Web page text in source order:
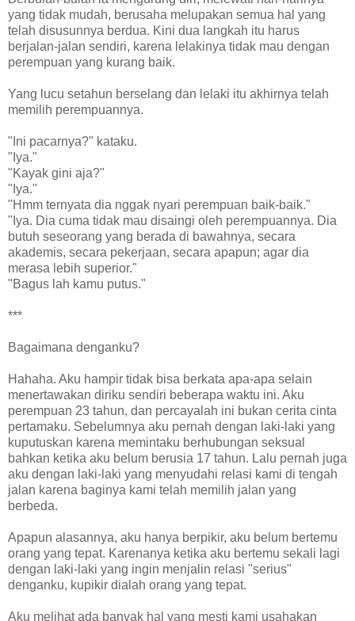
yang tidak mudah, berusaha melupakan semua hal yang
telah disusunnya berdua. Kini dua langkah itu harus
berjalan-jalan sendiri, karena lelakinya tidak mau dengan
perempuan yang kurang baik.
Yang lucu setahun berselang dan lelaki itu akhirnya telah
memilih perempuannya.
"Ini pacarnya?" kataku.
"Iya."
"Kayak gini aja?"
"Iya."
"Hmm ternyata dia nggak nyari perempuan baik-baik."
"Iya. Dia cuma tidak mau disaingi oleh perempuannya. Dia
butuh seseorang yang berada di bawahnya, secara
akademis, secara pekerjaan, secara apapun; agar dia
merasa lebih superior."
"Bagus lah kamu putus."
***
Bagaimana denganku?
Hahaha. Aku hampir tidak bisa berkata apa-apa selain
menertawakan diriku sendiri beberapa waktu ini. Aku
perempuan 23 tahun, dan percayalah ini bukan cerita cinta
pertamaku. Sebelumnya aku pernah dengan laki-laki yang
kuputuskan karena memintaku berhubungan seksual
bahkan ketika aku belum berusia 17 tahun. Lalu pernah juga
aku dengan laki-laki yang menyudahi relasi kami di tengah
jalan karena baginya kami telah memilih jalan yang
berbeda.
Apapun alasannya, aku hanya berpikir, aku belum bertemu
orang yang tepat. Karenanya ketika aku bertemu sekali lagi
dengan laki-laki yang ingin menjalin relasi "serius"
denganku, kupikir dialah orang yang tepat.
Aku melihat ada banyak hal yang mesti kami usahakan